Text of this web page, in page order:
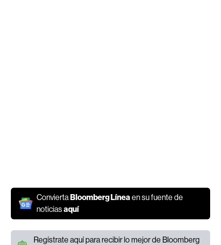
ConviertaBloomberg Línea en su fuente de
noticiasaquí
Regístrate aquí para recibir lo mejor de Bloomberg